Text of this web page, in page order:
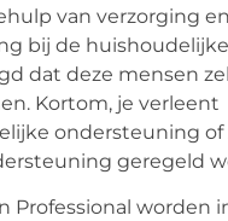
van verzorging en
bij de
dat deze mensen
Kortom, je verleent
ondersteuning of
geregeld
Professional worden